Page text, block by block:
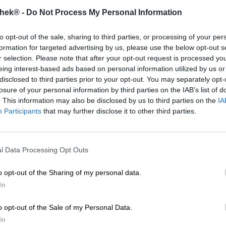
- Do Not Process My Personal Information
opt-out of the sale, sharing to third parties, or processing of your
for targeted advertising by us, please use the below opt-out
selection. Please note that after your opt-out request is processed
interest-based ads based on personal information utilized by us
to third parties prior to your opt-out. You may separately
of your personal information by third parties on the IAB’s list of
This information may also be disclosed by us to third parties on the
Participants that may further disclose it to other third parties.
Data Processing Opt Outs
opt-out of the Sharing of my personal data.
opt-out of the Sale of my Personal Data.
pilsner
Septem
100% (4)
lava
Septem
100%